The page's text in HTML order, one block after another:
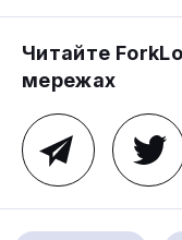
Читайте
мережах